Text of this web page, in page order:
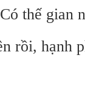
thế gian
rồi, hạnh